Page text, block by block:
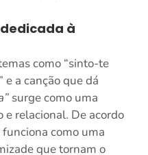
à
como “sinto-te
e a canção que dá
surge como uma
e relacional. De acordo
como uma
que tornam o